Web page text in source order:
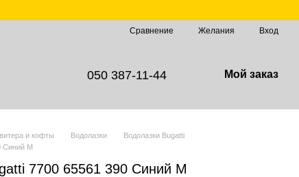
Сравнение Желания Вход
050 387-11-44 Мой заказ
и кофты Водолазки
Водолазки Bugatti
Синий M
7700 65561 390 Синий M